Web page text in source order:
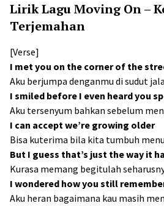
Lirik Lagu Moving On –
Terjemahan
[Verse]
I met you on the corner of the
Aku berjumpa denganmu di sudut
I smiled before I even heard you
Aku tersenyum bahkan sebelum
I can accept we’re growing older
Bisa kuterima bila kita tumbuh
But I guess that’s just the way it
Kurasa memang begitulah
I wondered how you still
Aku heran bagaimana kau masih